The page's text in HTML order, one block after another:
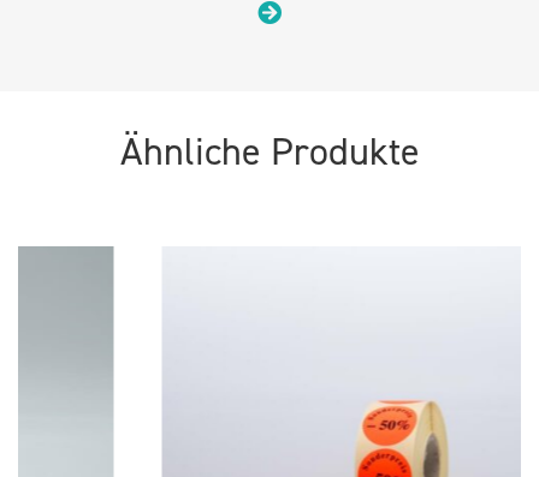
Ähnliche Produkte